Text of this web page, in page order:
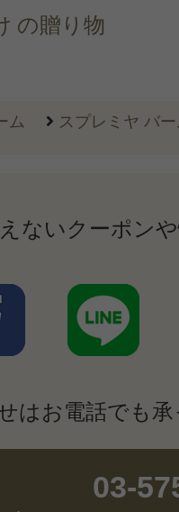
の贈り物
ム スプレミヤ バ
ないクーポン
はお電話でも
03-